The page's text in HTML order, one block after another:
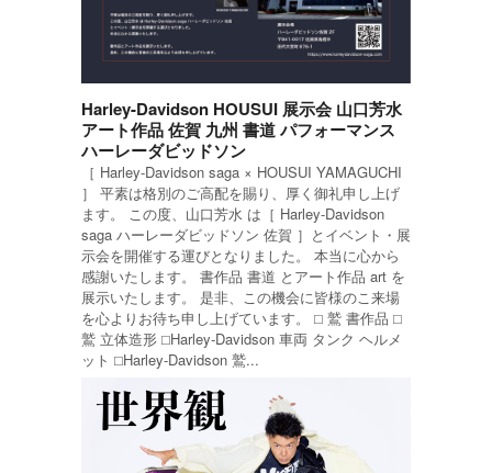
Harley-Davidson HOUSUI 展示会 山口芳水
アート作品 佐賀 九州 書道 パフォーマンス
ハーレーダビッドソン
［ Harley-Davidson saga × HOUSUI YAMAGUCHI
］ 平素は格別のご高配を賜り、厚く御礼申し上げ
ます。 この度、山口芳水 は［ Harley-Davidson
saga ハーレーダビッドソン 佐賀 ］とイベント・展
示会を開催する運びとなりました。 本当に心から
感謝いたします。 書作品 書道 とアート作品 art を
展示いたします。 是非、この機会に皆様のこ来場
を心よりお待ち申し上げています。 ⬜︎ 鷲 書作品 ⬜︎
鷲 立体造形 ⬜︎Harley-Davidson 車両 タンク ヘルメ
ット ⬜︎Harley-Davidson 鷲...